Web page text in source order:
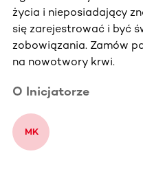
życia i nieposiadający
się zarejestrować i być
zobowiązania. Zamów
na nowotwory krwi.
O Inicjatorze
MK